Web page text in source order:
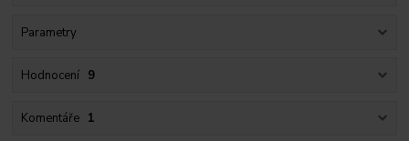
Parametry
Hodnocení 9
Komentáře 1